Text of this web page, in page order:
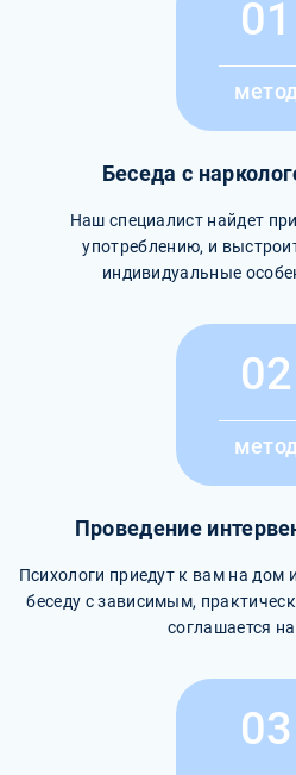
01
Беседа с
Наш специалист найдет
употреблению, и
индивидуальные
02
Проведение
Психологи приедут к вам на дом
беседу с зависимым,
соглашается
03